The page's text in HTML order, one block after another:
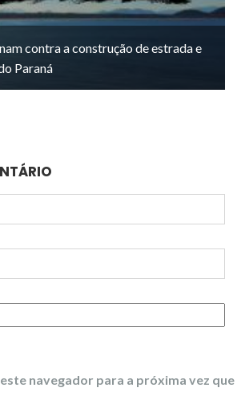
contra a construção de estrada e
Paraná
navegador para a próxima vez que